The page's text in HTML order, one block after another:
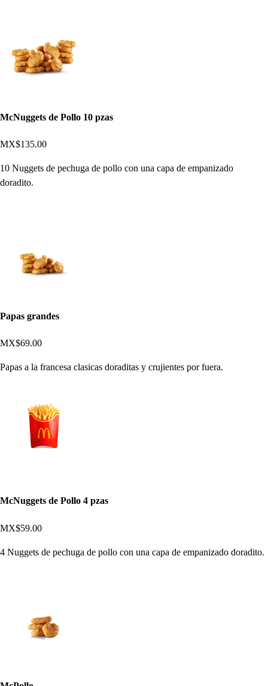
McNuggets de Pollo 10 pzas
MX$135.00
10 Nuggets de pechuga de pollo con una capa de empanizado
doradito.
Papas grandes
MX$69.00
Papas a la francesa clasicas doraditas y crujientes por fuera.
McNuggets de Pollo 4 pzas
MX$59.00
4 Nuggets de pechuga de pollo con una capa de empanizado doradito.